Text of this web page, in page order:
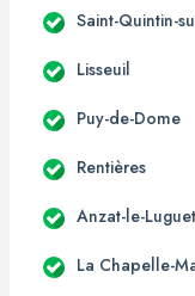
Saint-Quintin-
Lisseuil
Puy-de-Dome
Rentières
Anzat-le-Luguet
La Chapelle-